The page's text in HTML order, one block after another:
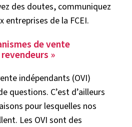
des doutes, communiquez
entreprises de la FCEI.
de vente
»
indépendants (OVI)
questions. C’est d’ailleurs
pour lesquelles nos
Les OVI sont des